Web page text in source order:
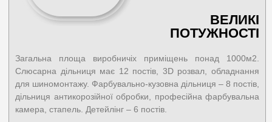
ВЕЛИКІ
ПОТУЖНОСТІ
Загальна площа виробничіх приміщень понад 1000м2.
Слюсарна дільниця має 12 постів, 3D розвал, обладнання
для шиномонтажу. Фарбувально-кузовна дільниця – 8 постів,
дільниця антикорозійної обробки, професійна фарбувальна
камера, стапель. Детейлінг – 6 постів.